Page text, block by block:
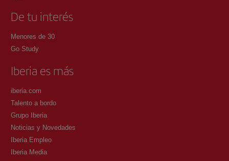
De tu interés
Menores de 30
Go Study
Iberia es más
iberia.com
Talento a bordo
Grupo Iberia
Noticias y Novedades
Iberia Empleo
Iberia Media